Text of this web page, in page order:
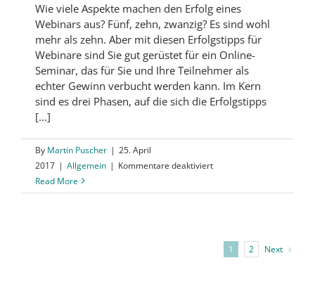
Wie viele Aspekte machen den Erfolg eines
Webinars aus? Fünf, zehn, zwanzig? Es sind wohl
mehr als zehn. Aber mit diesen Erfolgstipps für
Webinare sind Sie gut gerüstet für ein Online-
Seminar, das für Sie und Ihre Teilnehmer als
echter Gewinn verbucht werden kann. Im Kern
sind es drei Phasen, auf die sich die Erfolgstipps
[...]
By Martin Puscher | 25. April
2017 | Allgemein | Kommentare deaktiviertfür
zu
Erfolgstipps
Read More
1 2 Next